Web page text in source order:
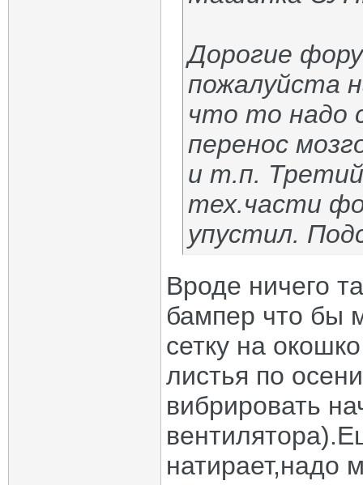
Дорогие
пожалуйста
что то надо
перенос
и т.п. Третий
тех.части
упустил.
Вроде ничего
бампер что бы
сетку на
листья по
вибрировать
натирает,надо